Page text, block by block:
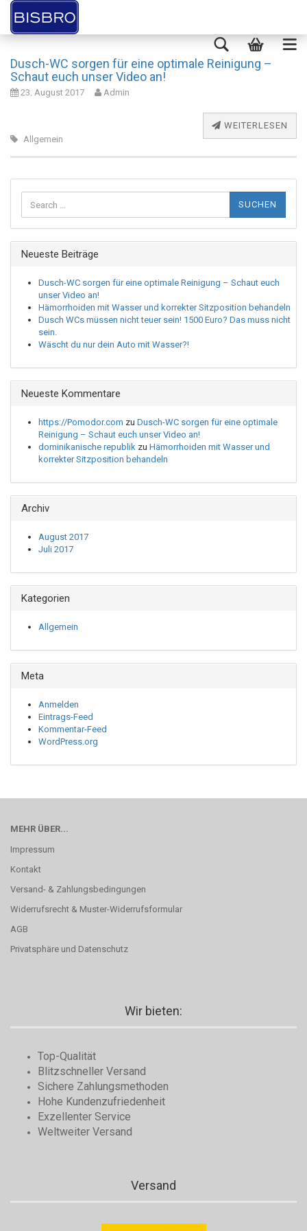
Dusch-WC sorgen für eine optimale Reinigung –
Schaut euch unser Video an!
23. August 2017 Admin
WEITERLESEN
Allgemein
Suchen
nach:
Neueste Beiträge
Dusch-WC sorgen für eine optimale Reinigung – Schaut euch
unser Video an!
Hämorrhoiden mit Wasser und korrekter Sitzposition behandeln
Dusch WCs müssen nicht teuer sein! 1500 Euro? Das muss nicht
sein.
Wäscht du nur dein Auto mit Wasser?!
Neueste Kommentare
https://Pomodor.com zu Dusch-WC sorgen für eine optimale
Reinigung – Schaut euch unser Video an!
dominikanische republik zu Hämorrhoiden mit Wasser und
korrekter Sitzposition behandeln
Archiv
August 2017
Juli 2017
Kategorien
Allgemein
Meta
Anmelden
Eintrags-Feed
Kommentar-Feed
WordPress.org
MEHR ÜBER...
Impressum
Kontakt
Versand- & Zahlungsbedingungen
Widerrufsrecht & Muster-Widerrufsformular
AGB
Privatsphäre und Datenschutz
Wir bieten:
Top-Qualität
Blitzschneller Versand
Sichere Zahlungsmethoden
Hohe Kundenzufriedenheit
Exzellenter Service
Weltweiter Versand
Versand